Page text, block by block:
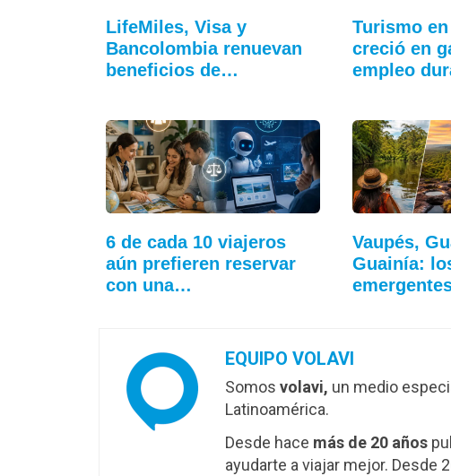
LifeMiles, Visa y
Bancolombia renuevan
beneficios de…
Turismo
creció en
empleo
6 de cada 10 viajeros
aún prefieren reservar
con una…
Vaupés,
Guainía:
EQUIPO VOLAVI
Somos volavi, un medio
Latinoamérica.
Desde hace más de 20 años
ayudarte a viajar mejor. Desde